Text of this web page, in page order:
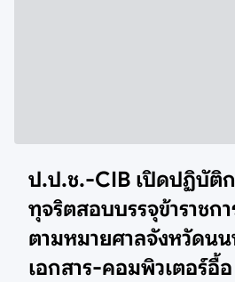
ป.ป.ช.-CIB เปิดปฏิบัติ
ทุจริตสอบบรรจุข้าราชก
ตามหมายศาลจังหวัดน
เอกสาร-คอมพิวเตอร์อื้